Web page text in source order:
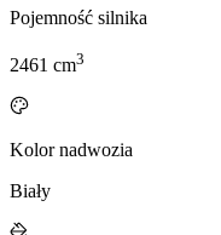
Pojemność silnika
2461 cm3
Kolor nadwozia
Biały